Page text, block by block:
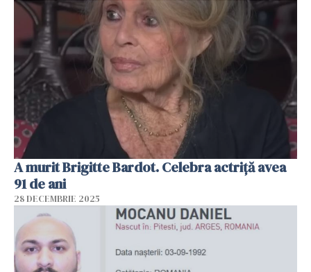
A murit Brigitte Bardot. Celebra actriță avea
91 de ani
28 DECEMBRIE 2025